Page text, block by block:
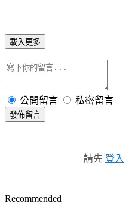
載入更多
公開留言 私密留言
發佈留言
請先 登入
Recommended